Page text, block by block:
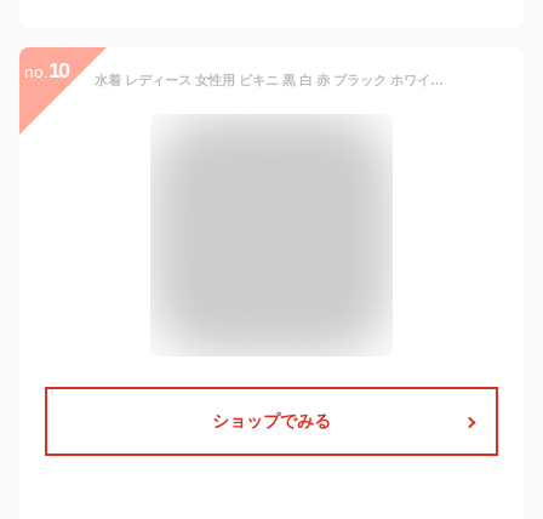
no. 10 水着 レディース 女性用 ビキニ 黒 白 赤 ブラック ホワイト レッド 送料無料 セパレート ホルターネック セクシー シンプル 人気 かわいい
ショップでみる